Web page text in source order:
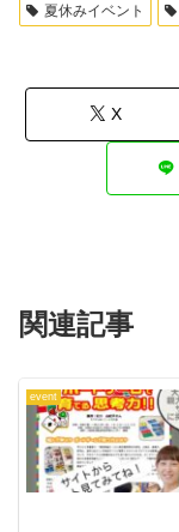
夏休みイベント
X
関連記事
event